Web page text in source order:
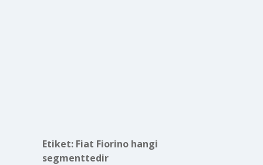
Etiket: Fiat Fiorino hangi
segmenttedir